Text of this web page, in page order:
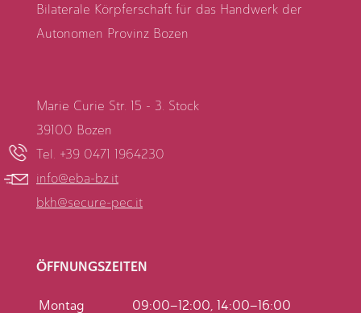
Bilaterale Körpferschaft für das Handwerk der
Autonomen Provinz Bozen
Marie Curie Str. 15 - 3. Stock
39100 Bozen
Tel. +39 0471 1964230
info@eba-bz.it
bkh@secure-pec.it
ÖFFNUNGSZEITEN
Montag 09:00–12:00, 14:00–16:00